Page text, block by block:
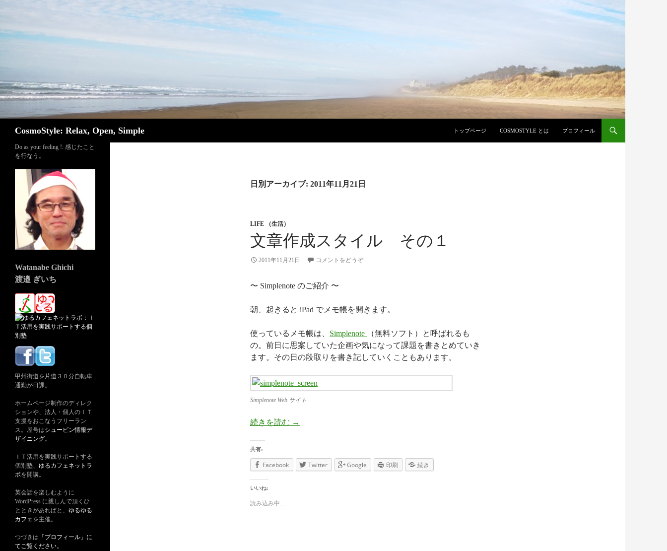
CosmoStyle: Relax, Open, Simple
トップページ
COSMOSTYLE とは プロフィール
日別アーカイブ: 2011年11月21日
LIFE （生活）
文章作成スタイル その１
2011年11月21日 コメントをどうぞ
〜 Simplenote のご紹介 〜
朝、起きると iPad でメモ帳を開きます。
使っているメモ帳は、 Simplenote
（無料ソフト）と呼ばれるも
の。前日に思案していた企画や気になって課題を書きとめていき
ます。その日の段取りを書き記していくこともあります。
Simplenote Web サイト
続きを読む 文章作成スタイル その１
→
共有:
Facebook Twitter Google 印刷 続き
いいね:
読み込み中...
Do as your feeling !: 感じたこと
を行なう。
Watanabe Ghichi
渡邉 ぎいち
甲州街道を片道３０分自転車
通勤が日課。
ホームページ制作のディレク
ションや、法人・個人のＩＴ
支援をおこなうフリーラン
ス。屋号はシュービン情報デ
ザイニング。
ＩＴ活用を実践サポートする
個別塾、 ゆるカフェネットラ
ボを開講。
英会話を楽しむように
WordPress に親しんで頂くひ
とときがあればと、 ゆるゆる
カフェを主催。
つづきは 「プロフィール」に
てご覧ください。